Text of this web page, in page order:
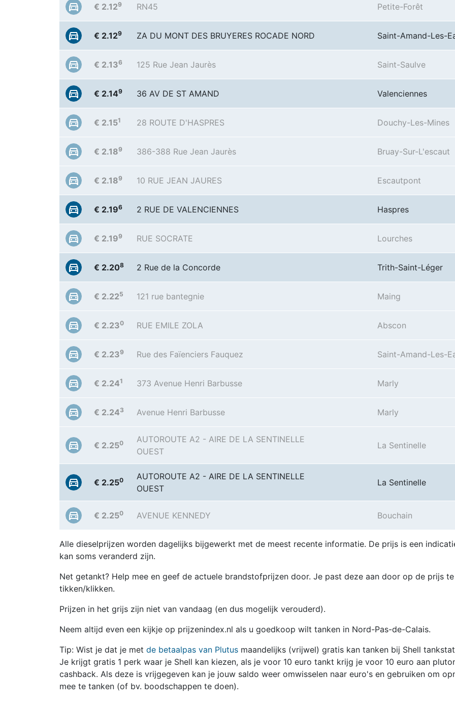
€ 2.129 RN45 Petite-Forêt
€ 2.129 ZA DU MONT DES BRUYERES ROCADE NORD Saint-Amand-Les-
€ 2.136 125 Rue Jean Jaurès Saint-Saulve
€ 2.149 36 AV DE ST AMAND Valenciennes
€ 2.151 28 ROUTE D'HASPRES Douchy-Les-Mines
€ 2.189 386-388 Rue Jean Jaurès Bruay-Sur-L'escaut
€ 2.189 10 RUE JEAN JAURES Escautpont
€ 2.196 2 RUE DE VALENCIENNES Haspres
€ 2.199 RUE SOCRATE Lourches
€ 2.208 2 Rue de la Concorde Trith-Saint-Léger
€ 2.225 121 rue bantegnie Maing
€ 2.230 RUE EMILE ZOLA Abscon
€ 2.239 Rue des Faïenciers Fauquez Saint-Amand-Les-
€ 2.241 373 Avenue Henri Barbusse Marly
€ 2.243 Avenue Henri Barbusse Marly
€ 2.250
AUTOROUTE A2 - AIRE DE LA SENTINELLE
OUEST
La Sentinelle
€ 2.250
AUTOROUTE A2 - AIRE DE LA SENTINELLE
OUEST
La Sentinelle
€ 2.250 AVENUE KENNEDY Bouchain
Alle dieselprijzen worden dagelijks bijgewerkt met de meest recente informatie. De prijs is een
kan soms veranderd zijn.
Net getankt? Help mee en geef de actuele brandstofprijzen door. Je past deze aan door op de prijs te
tikken/klikken.
Prijzen in het grijs zijn niet van vandaag (en dus mogelijk verouderd).
Neem altijd even een kijkje op prijzenindex.nl als u goedkoop wilt tanken in Nord-Pas-de-Calais.
Tip: Wist je dat je met de betaalpas van Plutus maandelijks (vrijwel) gratis kan tanken bij Shell
Je krijgt gratis 1 perk waar je Shell kan kiezen, als je voor 10 euro tankt krijg je voor 10 euro aan
cashback. Als deze is vrijgegeven kan je jouw saldo weer omwisselen naar euro's en gebruiken om
mee te tanken (of bv. boodschappen te doen).